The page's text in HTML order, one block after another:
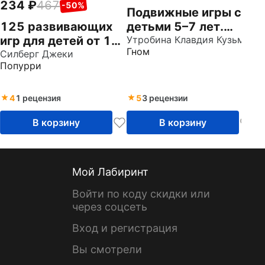
234 467 -50%
125 развивающих
игр для детей от 1
до 3 лет
Силберг Джеки
Попурри
41 рецензия
В корзину
Подвижные игры с
детьми 5–7 лет.
Конспекты
физкультурных
Гном
53 рецензии
В корзину
Мой Лабиринт
Войти по коду скидки или
через соцсеть
Вход и регистрация
Вы смотрели